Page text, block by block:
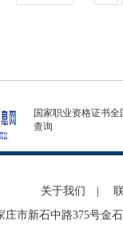
国家职业资格证书全
查询
关于我们
庄市新石中路375号金